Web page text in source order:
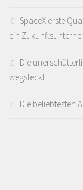
SpaceX erste
ein
Die
wegsteckt
Die beliebtesten